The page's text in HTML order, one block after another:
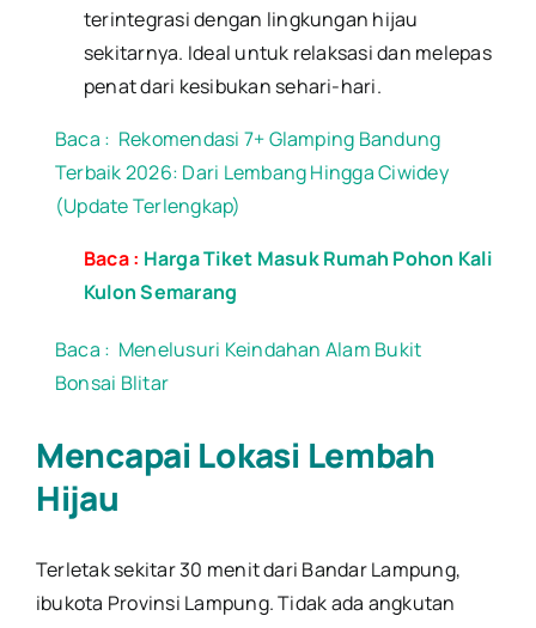
terintegrasi dengan lingkungan hijau
sekitarnya. Ideal untuk relaksasi dan melepas
penat dari kesibukan sehari-hari.
Baca : Rekomendasi 7+ Glamping Bandung
Terbaik 2026: Dari Lembang Hingga Ciwidey
(Update Terlengkap)
Baca : Harga Tiket Masuk Rumah Pohon Kali
Kulon Semarang
Baca : Menelusuri Keindahan Alam Bukit
Bonsai Blitar
Mencapai Lokasi Lembah
Hijau
Terletak sekitar 30 menit dari Bandar Lampung,
ibukota Provinsi Lampung. Tidak ada angkutan